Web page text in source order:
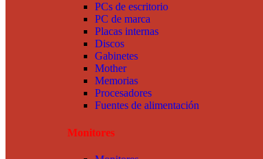
PCs de escritorio
PC de marca
Placas internas
Discos
Gabinetes
Mother
Memorias
Procesadores
Fuentes de alimentación
Monitores